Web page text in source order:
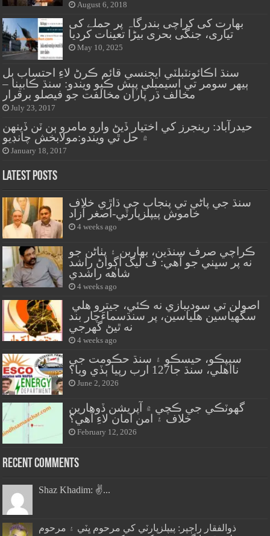
August 6, 2018
بھارت کی کراچی بندرگاہ پر حملے کی
تیاری، جنگی بحری بیڑا تعینات کردیا
May 10, 2025
سنڌ اڪائونٽبلٽي ايجنسي قائم ڪرڻ لاءِ احتساب بل
ٻيهر سومر تي اسيمبلي پيش ڪيو ويندو: سنڌ ڪابينا –
مخالف ڌر پاران مخالفت جو فيصلو برقرار
July 23, 2017
حيدرآباد: رينجرز کي اختيار ڏيڻ وارو مامرو ٻن ٽن ڏينهن
۾ حل ٿي ويندو:مولابخش چانڊيو
January 18, 2017
Latest Posts
سنڌ جي پاڻي تي پنجاب جي ڌاڙي خلاف
خاموش پيپلزپارٽي-اصغر آزاد
4 weeks ago
ڪراچي صرف سنڌين، بهارين ۽ پٺاڻن جو
نه پر سڀني جو آهي: ف ليگ اڳواڻ راشد
شاهه راشدي
4 weeks ago
سگهياسين هلياسين، پر سنڌسماءَچار بند
نه ٿيڻ گهرجي
4 weeks ago
سيپڪو، حيسڪو ۽ سنڌ حڪومت جي
نااهلي، سنڌ جا127 ارب رپيا ٻڏي ويا؟
June 2, 2026
گهوٽڪي جي ڪچي ۾ آپريشن ڏوهارين
خلاف ۽ امن امان لاءِ آهي؟
February 12, 2026
Recent Comments
Shaz Khadim: ✌️...
ذوالفقار راڄپر: پيپلزپارٽي کي مرحوم ڀٽي ۽ مرحوم